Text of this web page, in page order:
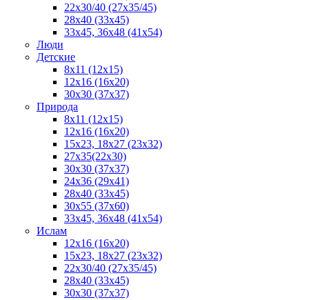
22x30/40 (27x35/45)
28х40 (33х45)
33х45, 36х48 (41х54)
Люди
Детские
8x11 (12x15)
12x16 (16x20)
30х30 (37х37)
Природа
8x11 (12x15)
12x16 (16х20)
15x23, 18х27 (23х32)
27х35(22x30)
30х30 (37х37)
24х36 (29х41)
28x40 (33x45)
30x55 (37x60)
33х45, 36x48 (41x54)
Ислам
12х16 (16х20)
15x23, 18х27 (23х32)
22х30/40 (27х35/45)
28х40 (33х45)
30x30 (37x37)